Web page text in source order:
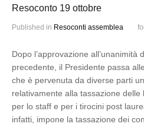
Resoconto 19 ottobre
Published in Resoconti assemblea
Dopo l’approvazione all’unanimità
precedente, il Presidente passa
che è pervenuta da diverse parti
relativamente alla tassazione
per lo staff e per i tirocini post
infatti, impone la tassazione dei